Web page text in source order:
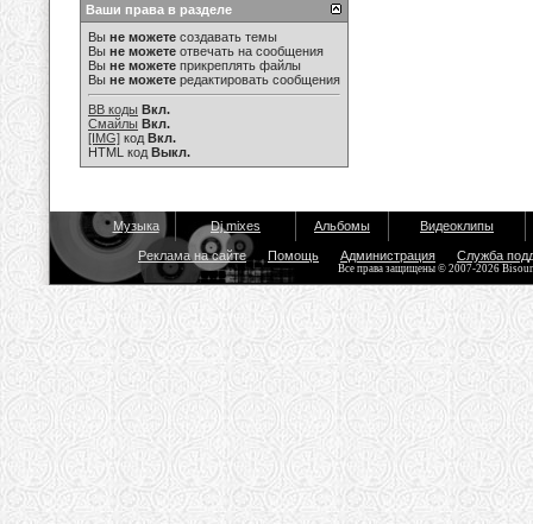
Ваши права в разделе
Вы не можете создавать темы
Вы не можете отвечать на сообщения
Вы не можете прикреплять файлы
Вы не можете редактировать сообщения
BB коды Вкл.
Смайлы Вкл.
[IMG] код Вкл.
HTML код Выкл.
Музыка Dj mixes Альбомы Видеоклипы
Реклама на сайте Помощь Администрация Служба
Все права защищены © 2007-2026